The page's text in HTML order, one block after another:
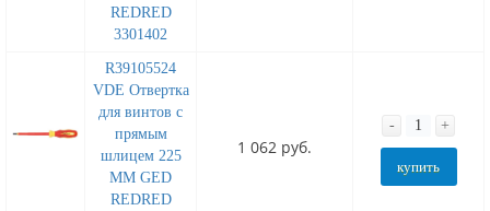
REDRED
3301402
R39105524
VDE Отвертка
для винтов с
прямым
шлицем 225
MM GED
REDRED
1 062 руб.
- +
купить